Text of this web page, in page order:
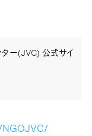
ー(JVC) 公式サイ